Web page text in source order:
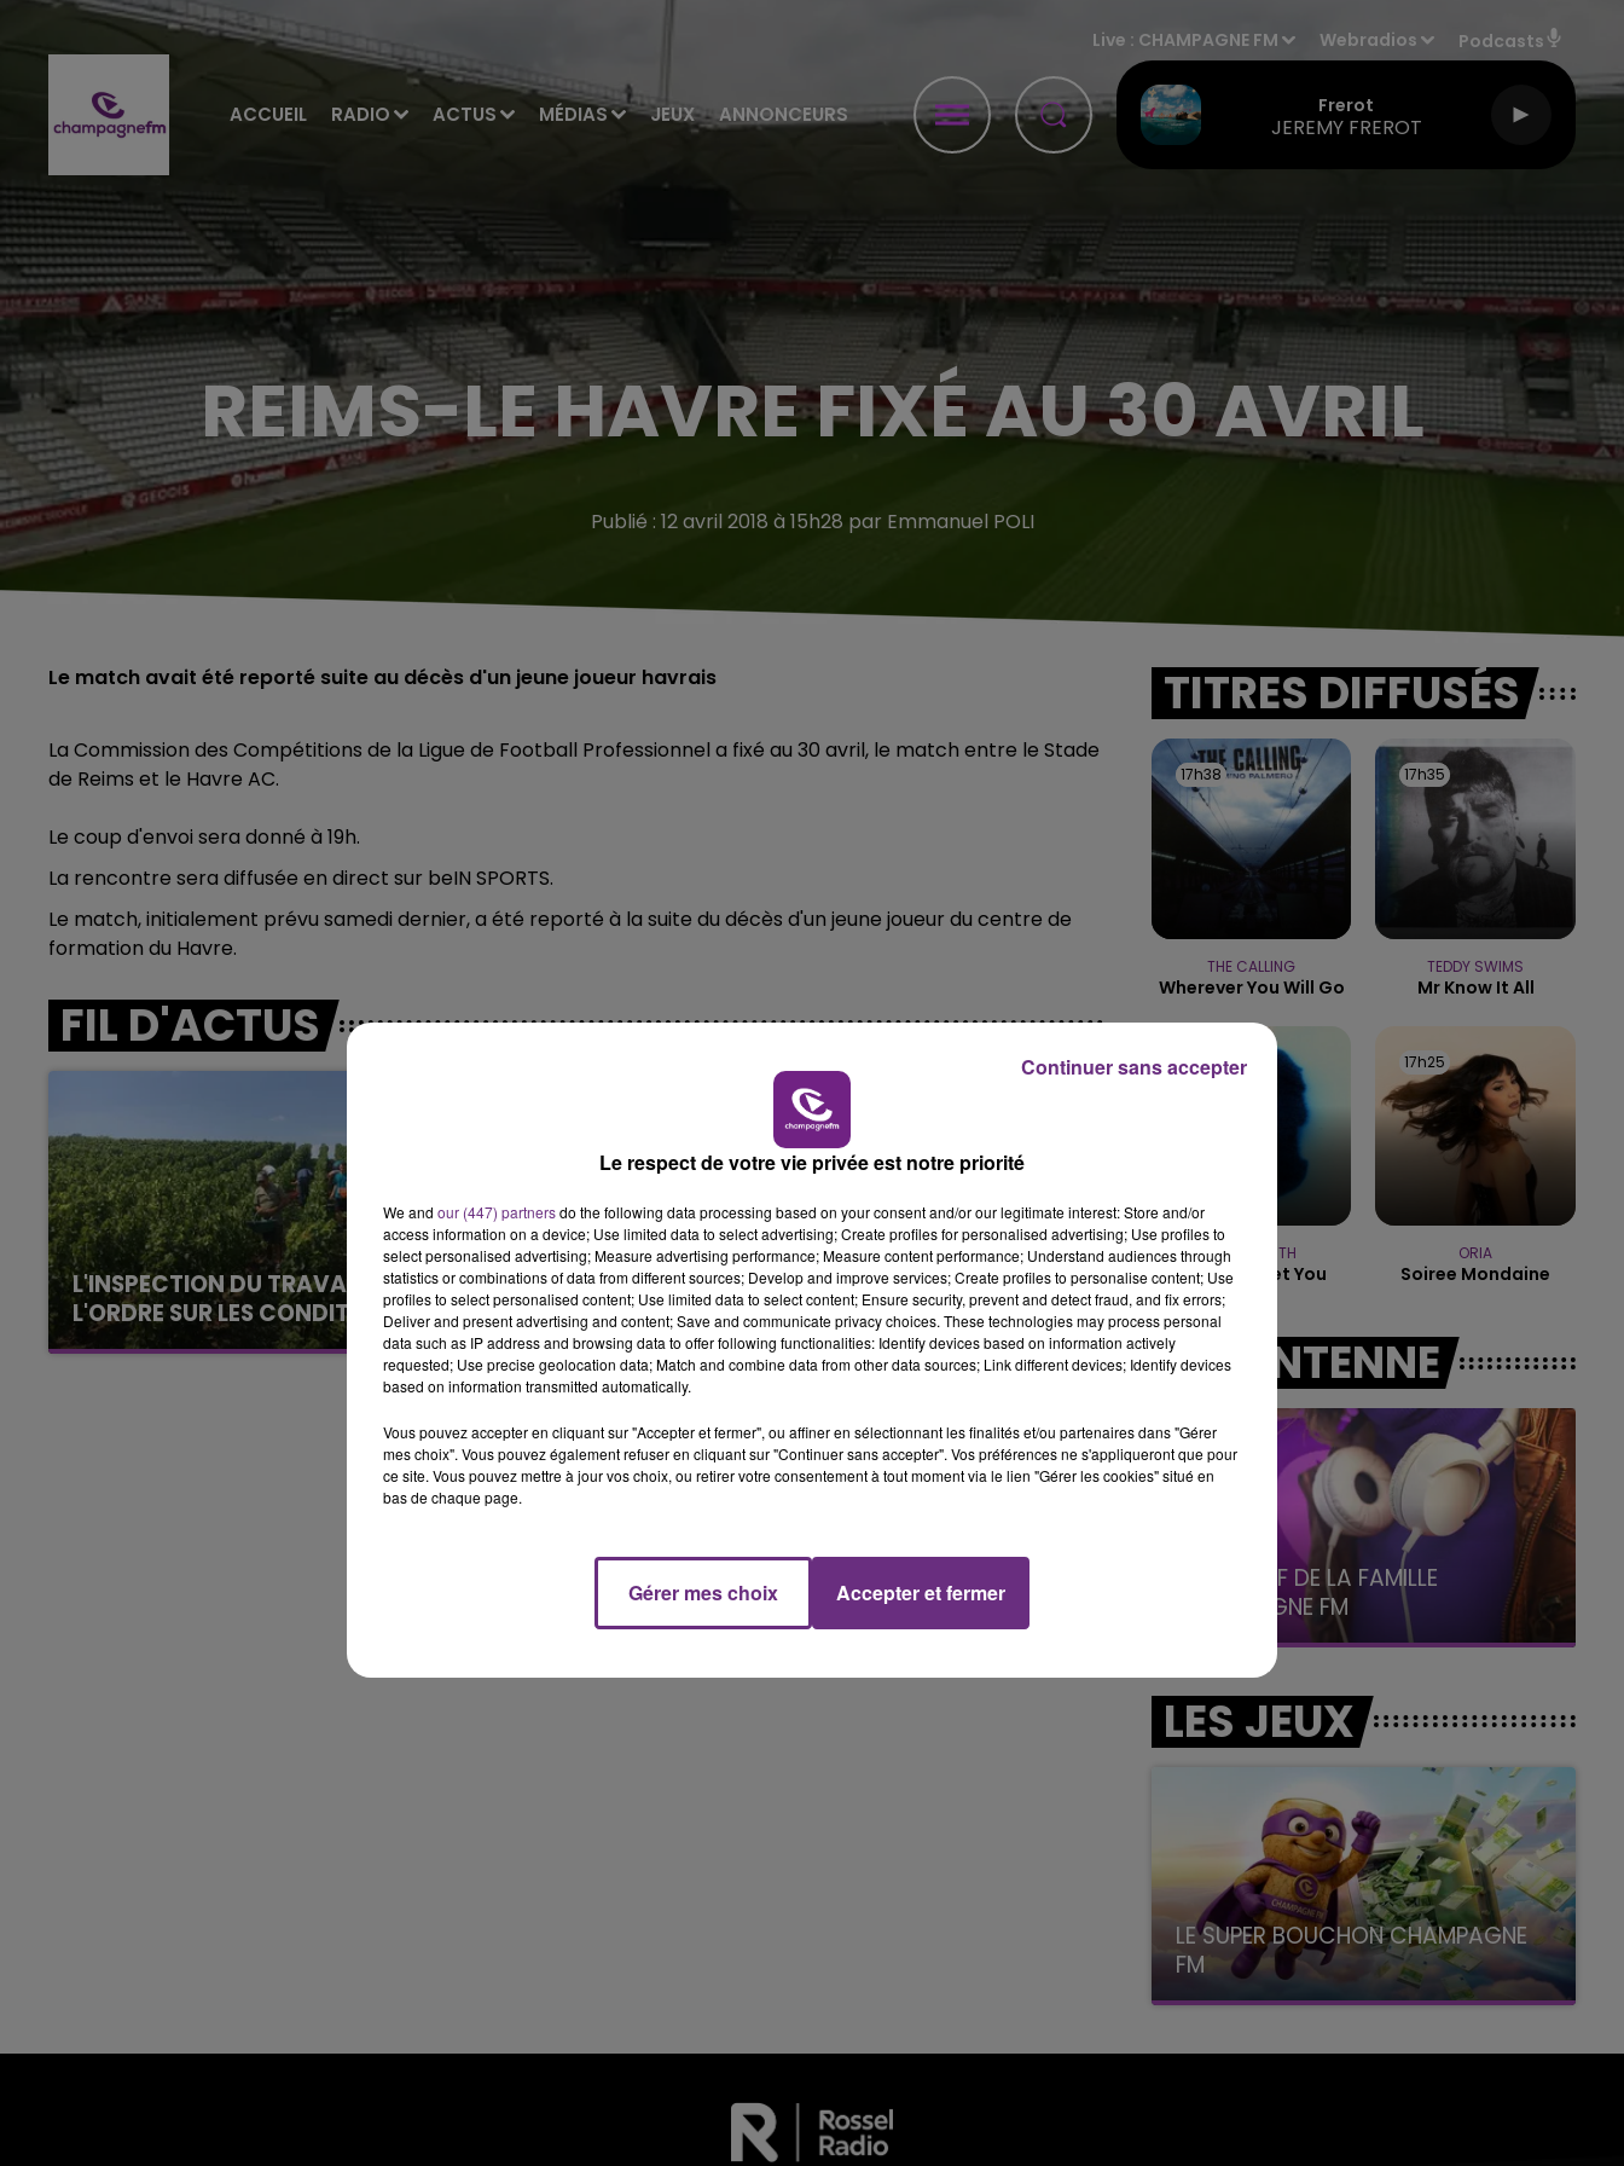
ACCUEIL RADIO ACTUS MÉDIAS JEUX ANNONCEURS
Live : CHAMPAGNE FM Webradios Podcasts
Frerot
JEREMY FREROT
LE CLUB CHAMPAGNE FM
19h00 - 19h15
LA POP MACHINE - CHAMPAGNE FM LA RADIO POP
REIMS-LE HAVRE FIXÉ AU 30 AVRIL
Publié : 12 avril 2018 à 15h28 par Emmanuel POLI
Le match avait été reporté suite au décès d'un jeune joueur havrais
La Commission des Compétitions de la Ligue de Football Professionnel a fixé au 30 avril, le match entre le Stade
de Reims et le Havre AC.
Le coup d'envoi sera donné à 19h.
La rencontre sera diffusée en direct sur beIN SPORTS.
Le match, initialement prévu samedi dernier, a été reporté à la suite du décès d'un jeune joueur du centre de
formation du Havre.
FIL D'ACTUS
L'INSPECTION DU TRAVAIL RAPPELLE À
L'ORDRE SUR LES CONDITIONS DE...
Alors que les dates de début des vendange
2026 s'est avéré être plus précoce que prévu,
l'inspection du Travail en profite pour rappeler
UN FEU DE REMORQUE BLOQUE LA
CIRCULATION DANS LES ARDENNES
Un feu de remorque s'est déclaré ce mercredi
en fin de matinée sur l'A34.
TITRES DIFFUSÉS
17h38
17h38
THE CALLING
Wherever You Will Go
17h35
17h35
TEDDY SWIMS
Mr Know It All
17h28
17h28
MYLES SMITH
Nice To Meet You
17h25
17h25
ORIA
Soiree Mondaine
A L'ANTENNE
19h15 - 20h00
LA RADIO POP
LE BEST OF DE LA FAMILLE
CHAMPAGNE FM
LES JEUX
LE SUPER BOUCHON CHAMPAGNE
FM
avec La Famille Champagne FM, à 8H10
Le respect de votre vie privée est notre priorité
We and our (447) partnersdo the following data processing based on your consent and/or our legitimate interest: Store and/or
access information on a device; Use limited data to select advertising; Create profiles for personalised advertising; Use profiles to
select personalised advertising; Measure advertising performance; Measure content performance; Understand audiences through
statistics or combinations of data from different sources; Develop and improve services; Create profiles to personalise content; Use
profiles to select personalised content; Use limited data to select content; Ensure security, prevent and detect fraud, and fix errors;
Deliver and present advertising and content; Save and communicate privacy choices. These technologies may process personal
data such as IP address and browsing data to offer following functionalities: Identify devices based on information actively
requested; Use precise geolocation data; Match and combine data from other data sources; Link different devices; Identify devices
based on information transmitted automatically.
Vous pouvez accepter en cliquant sur "Accepter et fermer", ou affiner en sélectionnant les finalités et/ou partenaires dans "Gérer
mes choix". Vous pouvez également refuser en cliquant sur "Continuer sans accepter". Vos préférences ne s'appliqueront que pour
ce site. Vous pouvez mettre à jour vos choix, ou retirer votre consentement à tout moment via le lien "Gérer les cookies" situé en
bas de chaque page.
Gérer mes choix Accepter et fermer
Continuer sans accepter